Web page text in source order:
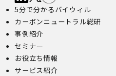
5分で分かるバイウィル
カーボンニュートラル総研
事例紹介
セミナー
お役立ち情報
サービス紹介